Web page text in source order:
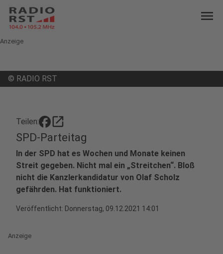
menu
Anzeige
© RADIO RST
Teilen: open_in_new
SPD-Parteitag
In der SPD hat es Wochen und Monate keinen
Streit gegeben. Nicht mal ein „Streitchen“. Bloß
nicht die Kanzlerkandidatur von Olaf Scholz
gefährden. Hat funktioniert.
Veröffentlicht: Donnerstag, 09.12.2021 14:01
Anzeige